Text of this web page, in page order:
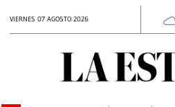
VIERNES 07 AGOSTO 2026